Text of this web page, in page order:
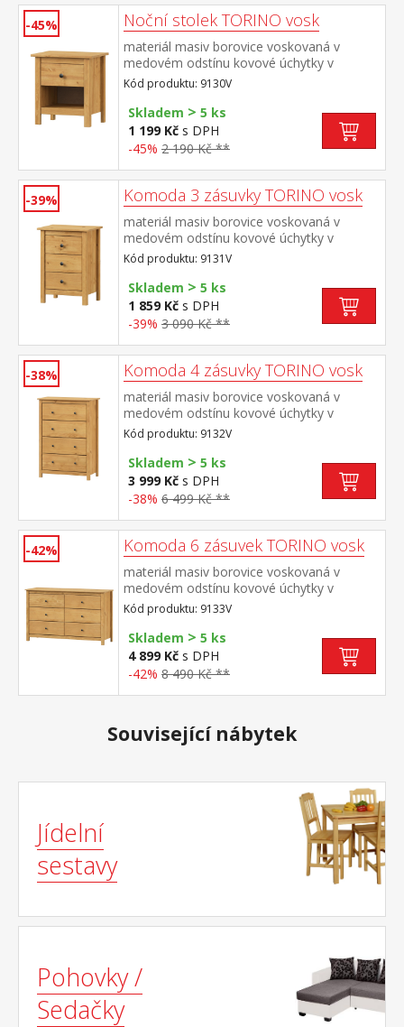
-45% Noční stolek TORINO vosk
materiál masiv borovice voskovaná v
medovém odstínu kovové úchytky v
barevném provedení černěná mosaz jedna
zásuvka s kovovými pojezdy
Kód produktu: 9130V
Skladem > 5 ks
1 199 Kč s DPH
-45% 2 190 Kč **
-39% Komoda 3 zásuvky TORINO vosk
materiál masiv borovice voskovaná v
medovém odstínu kovové úchytky v
barevném provedení černěná mosaz tři
zásuvky s kovovými pojezdy
Kód produktu: 9131V
Skladem > 5 ks
1 859 Kč s DPH
-39% 3 090 Kč **
-38% Komoda 4 zásuvky TORINO vosk
materiál masiv borovice voskovaná v
medovém odstínu kovové úchytky v
barevném provedení černěná mosaz čtyři
zásuvky s kovovými pojezdy
Kód produktu: 9132V
Skladem > 5 ks
3 999 Kč s DPH
-38% 6 499 Kč **
-42% Komoda 6 zásuvek TORINO vosk
materiál masiv borovice voskovaná v
medovém odstínu kovové úchytky v
barevném provedení černěná mosaz šest
zásuvek s kovovými pojezdy
Kód produktu: 9133V
Skladem > 5 ks
4 899 Kč s DPH
-42% 8 490 Kč **
Související nábytek
Jídelní
sestavy
Pohovky /
Sedačky